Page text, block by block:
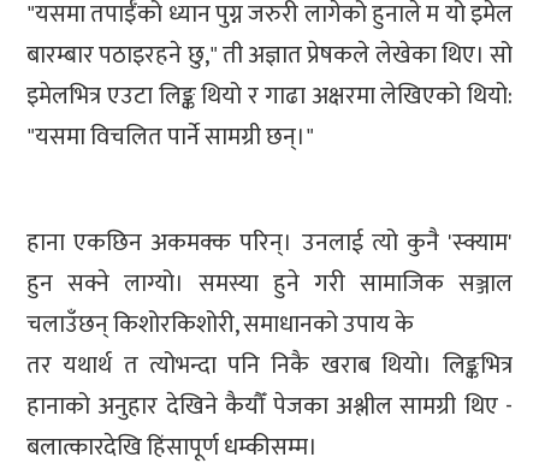
"यसमा तपाईँको ध्यान पुग्न जरुरी लागेको हुनाले म यो इमेल
बारम्बार पठाइरहने छु," ती अज्ञात प्रेषकले लेखेका थिए। सो
इमेलभित्र एउटा लिङ्क थियो र गाढा अक्षरमा लेखिएको थियो:
"यसमा विचलित पार्ने सामग्री छन्।"
हाना एकछिन अकमक्क परिन्। उनलाई त्यो कुनै 'स्क्याम'
हुन सक्ने लाग्यो। समस्या हुने गरी सामाजिक सञ्जाल
चलाउँछन् किशोरकिशोरी, समाधानको उपाय के
तर यथार्थ त त्योभन्दा पनि निकै खराब थियो। लिङ्कभित्र
हानाको अनुहार देखिने कैयौँ पेजका अश्लील सामग्री थिए -
बलात्कारदेखि हिंसापूर्ण धम्कीसम्म।